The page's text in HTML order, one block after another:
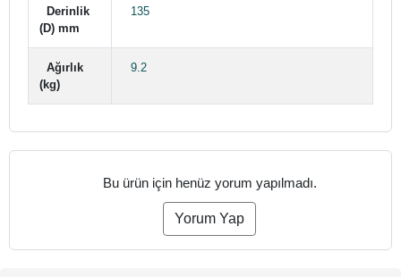
Derinlik
(D) mm
135
Ağırlık
(kg)
9.2
Bu ürün için henüz yorum yapılmadı.
Yorum Yap